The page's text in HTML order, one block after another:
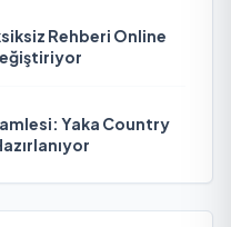
Rehberi Online
Yaka Country